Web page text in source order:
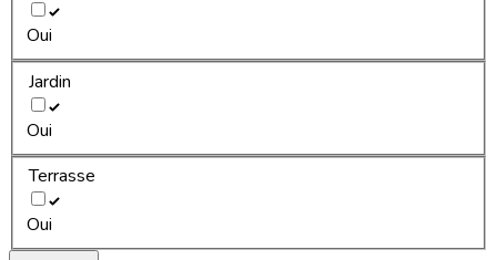
Oui
Jardin
Oui
Terrasse
Oui